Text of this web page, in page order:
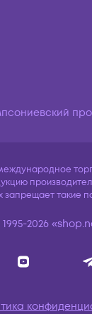
запрещает такие
2026